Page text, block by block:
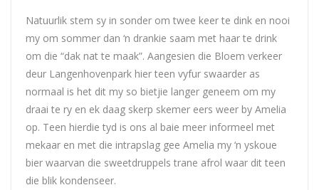
Natuurlik stem sy in sonder om twee keer te dink en nooi
my om sommer dan ‘n drankie saam met haar te drink
om die “dak nat te maak”. Aangesien die Bloem verkeer
deur Langenhovenpark hier teen vyfur swaarder as
normaal is het dit my so bietjie langer geneem om my
draai te ry en ek daag skerp skemer eers weer by Amelia
op. Teen hierdie tyd is ons al baie meer informeel met
mekaar en met die intrapslag gee Amelia my ‘n yskoue
bier waarvan die sweetdruppels trane afrol waar dit teen
die blik kondenseer.